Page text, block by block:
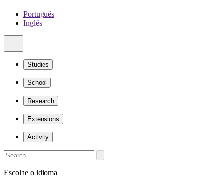
Português
Inglês
Studies
School
Research
Extensions
Activity
Escolhe o idioma